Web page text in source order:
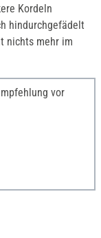
Kordeln
hindurchgefädelt
nichts mehr im
vor